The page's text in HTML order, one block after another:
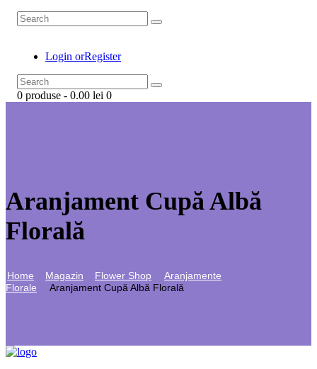
Login orRegister
0 produse - 0.00 lei 0
Aranjament Cupă Albă
Florală
Home Magazin Flower Shop
Aranjamente
Florale
Aranjament Cupă Albă Florală